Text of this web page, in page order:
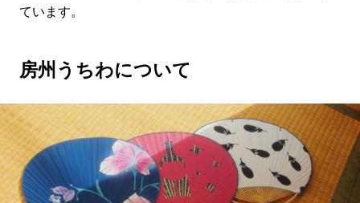
ています。
房州うちわについて